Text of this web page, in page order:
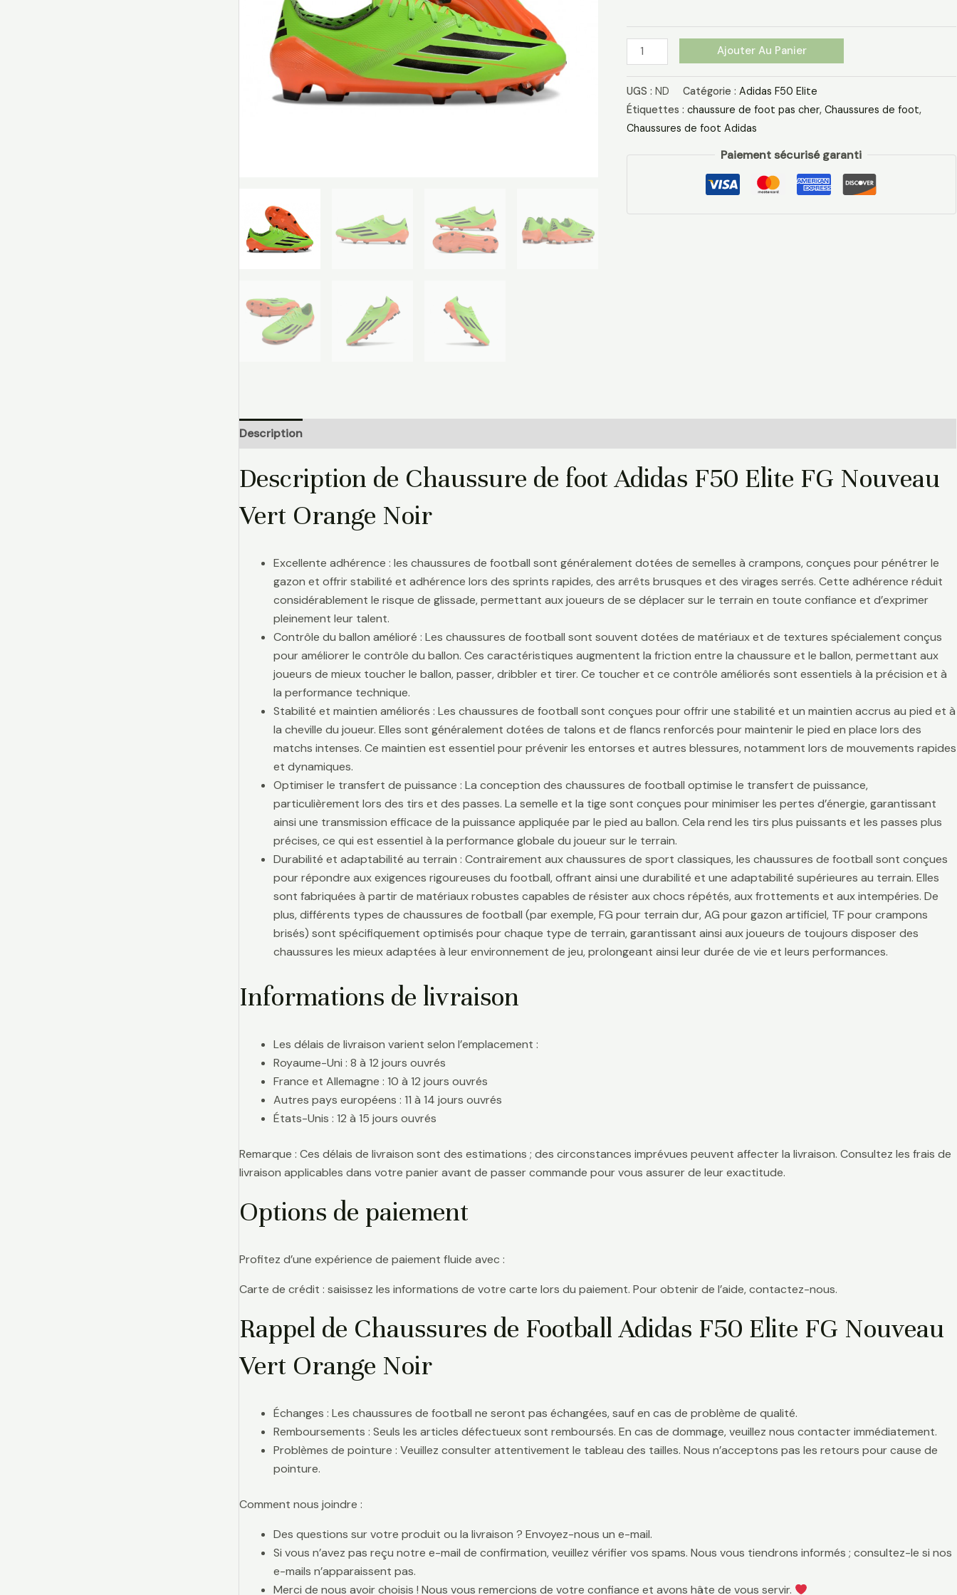
Ajouter Au Panier
UGS : ND Catégorie : Adidas F50 Elite
Étiquettes : chaussure de foot pas cher​, Chaussures de foot,
Chaussures de foot Adidas​
Paiement sécurisé garanti
Description
Description de Chaussure de foot Adidas F50 Elite FG Nouveau
Vert Orange Noir
Excellente adhérence : les chaussures de football sont généralement dotées de semelles à crampons, conçues pour pénétrer le
gazon et offrir stabilité et adhérence lors des sprints rapides, des arrêts brusques et des virages serrés. Cette adhérence réduit
considérablement le risque de glissade, permettant aux joueurs de se déplacer sur le terrain en toute confiance et d’exprimer
pleinement leur talent.
Contrôle du ballon amélioré : Les chaussures de football sont souvent dotées de matériaux et de textures spécialement conçus
pour améliorer le contrôle du ballon. Ces caractéristiques augmentent la friction entre la chaussure et le ballon, permettant aux
joueurs de mieux toucher le ballon, passer, dribbler et tirer. Ce toucher et ce contrôle améliorés sont essentiels à la précision et à
la performance technique.
Stabilité et maintien améliorés : Les chaussures de football sont conçues pour offrir une stabilité et un maintien accrus au pied et à
la cheville du joueur. Elles sont généralement dotées de talons et de flancs renforcés pour maintenir le pied en place lors des
matchs intenses. Ce maintien est essentiel pour prévenir les entorses et autres blessures, notamment lors de mouvements rapides
et dynamiques.
Optimiser le transfert de puissance : La conception des chaussures de football optimise le transfert de puissance,
particulièrement lors des tirs et des passes. La semelle et la tige sont conçues pour minimiser les pertes d’énergie, garantissant
ainsi une transmission efficace de la puissance appliquée par le pied au ballon. Cela rend les tirs plus puissants et les passes plus
précises, ce qui est essentiel à la performance globale du joueur sur le terrain.
Durabilité et adaptabilité au terrain : Contrairement aux chaussures de sport classiques, les chaussures de football sont conçues
pour répondre aux exigences rigoureuses du football, offrant ainsi une durabilité et une adaptabilité supérieures au terrain. Elles
sont fabriquées à partir de matériaux robustes capables de résister aux chocs répétés, aux frottements et aux intempéries. De
plus, différents types de chaussures de football (par exemple, FG pour terrain dur, AG pour gazon artificiel, TF pour crampons
brisés) sont spécifiquement optimisés pour chaque type de terrain, garantissant ainsi aux joueurs de toujours disposer des
chaussures les mieux adaptées à leur environnement de jeu, prolongeant ainsi leur durée de vie et leurs performances.
Informations de livraison
Les délais de livraison varient selon l’emplacement :
Royaume-Uni : 8 à 12 jours ouvrés
France et Allemagne : 10 à 12 jours ouvrés
Autres pays européens : 11 à 14 jours ouvrés
États-Unis : 12 à 15 jours ouvrés
Remarque : Ces délais de livraison sont des estimations ; des circonstances imprévues peuvent affecter la livraison. Consultez les frais de
livraison applicables dans votre panier avant de passer commande pour vous assurer de leur exactitude.
Options de paiement
Profitez d’une expérience de paiement fluide avec :
Carte de crédit : saisissez les informations de votre carte lors du paiement. Pour obtenir de l’aide, contactez-nous.
Rappel de Chaussures de Football Adidas F50 Elite FG Nouveau
Vert Orange Noir
Échanges : Les chaussures de football ne seront pas échangées, sauf en cas de problème de qualité.
Remboursements : Seuls les articles défectueux sont remboursés. En cas de dommage, veuillez nous contacter immédiatement.
Problèmes de pointure : Veuillez consulter attentivement le tableau des tailles. Nous n’acceptons pas les retours pour cause de
pointure.
Comment nous joindre :
Des questions sur votre produit ou la livraison ? Envoyez-nous un e-mail.
Si vous n’avez pas reçu notre e-mail de confirmation, veuillez vérifier vos spams. Nous vous tiendrons informés ; consultez-le si nos
e-mails n’apparaissent pas.
Merci de nous avoir choisis ! Nous vous remercions de votre confiance et avons hâte de vous servir.